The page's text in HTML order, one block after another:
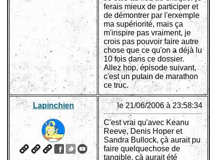
ferais mieux de participer et
de démontrer par l'erxemple
ma supériorité, mais ça
m'inspire pas vraiment, je
crois pas pouvoir faire autre
chose que ce qu'on a déjà lu
10 fois dans ce dossier.
Allez hop, épisode suivant,
c'est un putain de marathon
ce truc.
Lapinchien le 21/06/2006 à 23:58:34
C'est vrai qu'avec Keanu
Reeve, Denis Hoper et
Sandra Bullock, çà aurait pu
faire quelquechose de
tangible. çà aurait été